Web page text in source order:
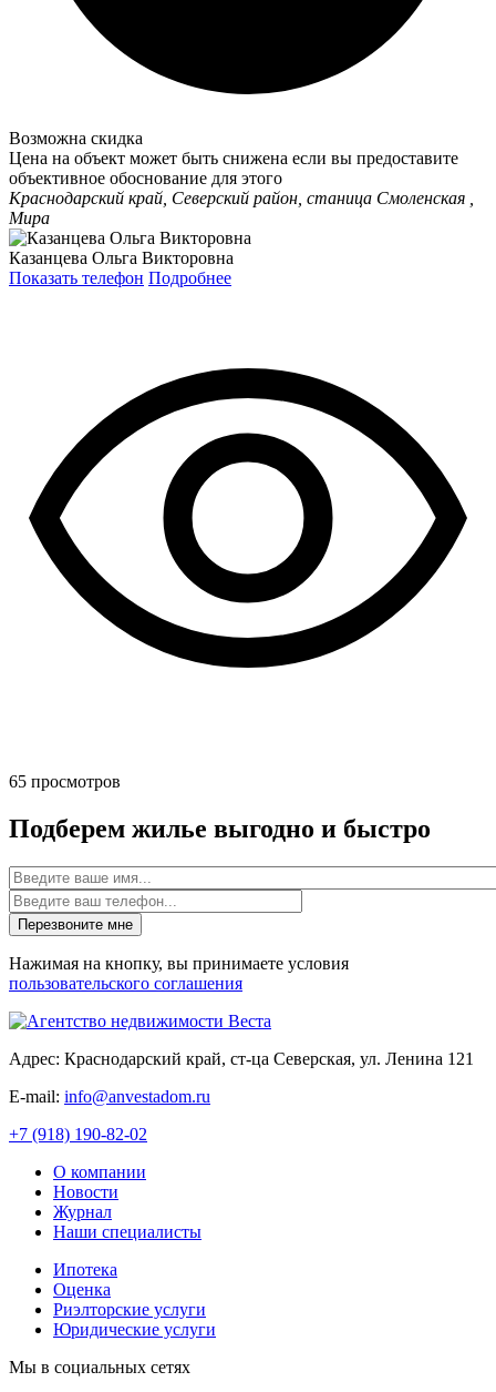
Возможна скидка
Цена на объект может быть снижена если вы предоставите
объективное обоснование для этого
Краснодарский край, Северский район, станица Смоленская ,
Мира
Казанцева Ольга Викторовна
Показать телефон Подробнее
65 просмотров
Подберем жилье выгодно и быстро
Имя
Нажимая на кнопку, вы принимаете условия
пользовательского соглашения
Адрес: Краснодарский край, ст-ца Северская, ул. Ленина 121
E-mail: info@anvestadom.ru
+7 (918) 190-82-02
О компании
Новости
Журнал
Наши специалисты
Ипотека
Оценка
Риэлторские услуги
Юридические услуги
Мы в социальных сетях